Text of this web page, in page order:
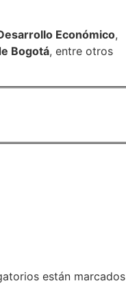
Económico,
Bogotá, entre otros
están marcados